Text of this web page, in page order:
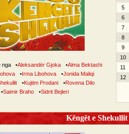
nga •Aleksandër Gjoka •Alma Bektashi
•Irma Libohova •Jonida Maliqi
•Kujtim Prodani •Rovena Dilo
•Saimir Braho •Sidrit Bejleri
5
6
7
8
9
10
11
12
Këngët e